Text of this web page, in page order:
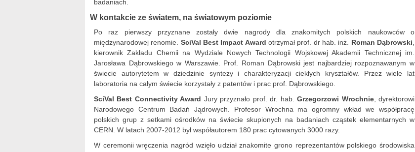
badaniach.
W kontakcie ze światem, na światowym poziomie
Po raz pierwszy przyznane zostały dwie nagrody dla znakomitych polskich naukowców o
międzynarodowej renomie. SciVal Best Impact Award otrzymał prof. dr hab. inż. Roman Dąbrowski
kierownik Zakładu Chemii na Wydziale Nowych Technologii Wojskowej Akademii Technicznej im.
Jarosława Dąbrowskiego w Warszawie. Prof. Roman Dąbrowski jest najbardziej rozpoznawanym w
świecie autorytetem w dziedzinie syntezy i charakteryzacji ciekłych kryształów. Przez wiele lat
laboratoria na całym świecie korzystały z patentów i prac prof. Dąbrowskiego.
SciVal Best Connectivity Award Jury przyznało prof. dr. hab.Grzegorzowi Wrochnie, dyrektorowi
Narodowego Centrum Badań Jądrowych. Profesor Wrochna ma ogromny wkład we współpracę
polskich grup z setkami ośrodków na świecie skupionych na badaniach cząstek elementarnych w
CERN. W latach 2007-2012 był współautorem 180 prac cytowanych 3000 razy.
W ceremonii wręczenia nagród wzięło udział znakomite grono reprezentantów polskiego środowiska